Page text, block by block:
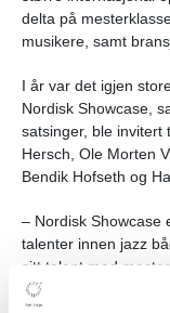
delta på
musikere, samt
I år var det igjen
Nordisk Showcase,
satsinger, ble invitert
Hersch, Ole Morten
Bendik Hofseth og
– Nordisk Showcase
talenter innen jazz
sitt talent med
jazzmusikere, sier